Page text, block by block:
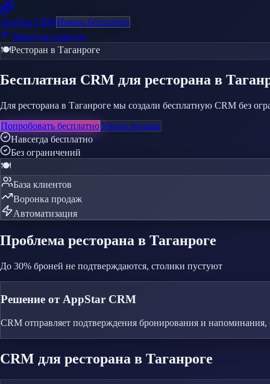
AppStarCRMНачать бесплатно
Назад на главную
🍽️Ресторан в Таганроге
Бесплатная CRM для ресторана в
Для ресторана в Таганроге мы создали бесплатную CRM без
Попробовать бесплатноУзнать больше
Навсегда бесплатно
Без ограничений
🍽️
База клиентов
Воронка продаж
Автоматизация
Проблема ресторана в Таганроге
До 30% броней не подтверждаются, столики пустуют
Решение от AppStar CRM
CRM отправляет подтверждения бронирования и напоминания,
CRM для ресторана в Таганроге